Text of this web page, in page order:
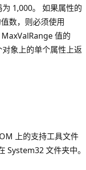
1,000。 如果属性的
数，则必须使用
值的
象上的单个属性上返
上的支持工具文件
System32 文件夹中。